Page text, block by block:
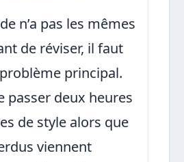
n’a pas les mêmes
de réviser, il faut
principal.
passer deux heures
de style alors que
viennent